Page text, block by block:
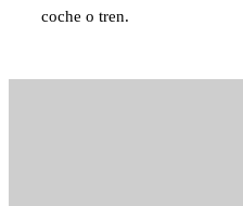
coche o tren.